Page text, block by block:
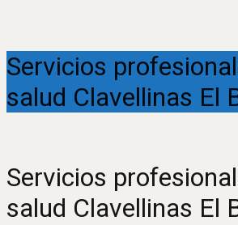
Servicios
salud Clavellinas El
Servicios
salud Clavellinas El